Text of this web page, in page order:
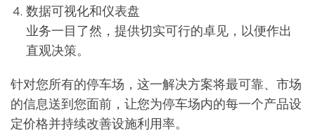
数据可视化和仪表盘
业务一目了然，提供切实可行的卓见，以便作出
直观决策。
针对您所有的停车场，这一解决方案将最可靠、市场
的信息送到您面前，让您为停车场内的每一个产品设
定价格并持续改善设施利用率。